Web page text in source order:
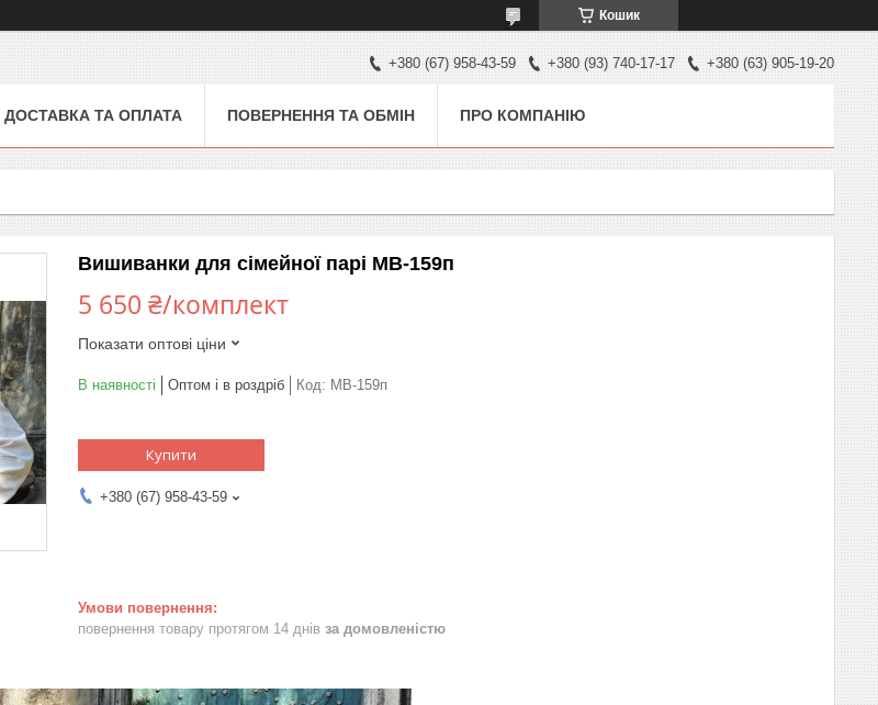
Кошик
+380 (67) 958-43-59 +380 (93) 740-17-17 +380 (63) 905-19-20
ДОСТАВКА ТА ОПЛАТА ПОВЕРНЕННЯ ТА ОБМІН ПРО КОМПАНІЮ
Вишиванки для сімейної парі МВ-159п
5 650 ₴/комплект
Показати оптові ціни
В наявності Оптом і в роздріб Код: МВ-159п
Купити
+380 (67) 958-43-59
повернення товару протягом 14 днів за домовленістю